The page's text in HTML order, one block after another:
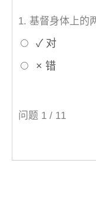
1. 基督身体上的
✓ 对
× 错
问题 1 / 11